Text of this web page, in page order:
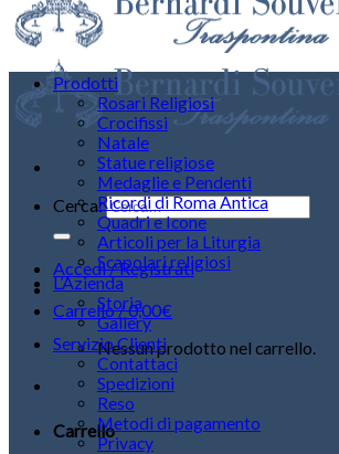
Cerca:
Accedi / Registrati
Carrello /0,00€
Nessun prodotto nel carrello.
Carrello
Prodotti
Rosari Religiosi
Crocifissi
Natale
Statue religiose
Medaglie e Pendenti
Ricordi di Roma Antica
Quadri e Icone
Articoli per la Liturgia
Scapolari religiosi
L’Azienda
Storia
Gallery
Servizio Clienti
Contattaci
Spedizioni
Reso
Metodi di pagamento
Privacy